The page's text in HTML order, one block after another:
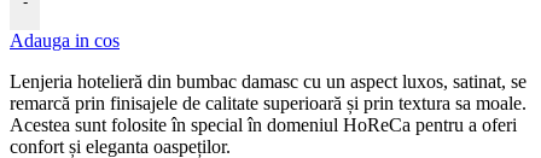
Adauga in cos
Lenjeria hotelieră din bumbac damasc cu un aspect luxos, satinat, se
remarcă prin finisajele de calitate superioară și prin textura sa moale.
Acestea sunt folosite în special în domeniul HoReCa pentru a oferi
confort și eleganta oaspeților.